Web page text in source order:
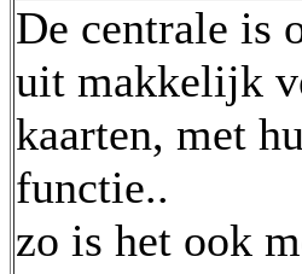
De centrale is
uit makkelijk
kaarten, met
functie..
zo is het ook